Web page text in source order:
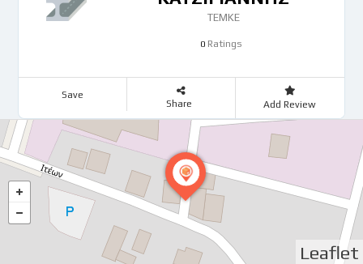
ΤΕΜΚΕ
0Ratings
Save
Share Add Review
Leaflet